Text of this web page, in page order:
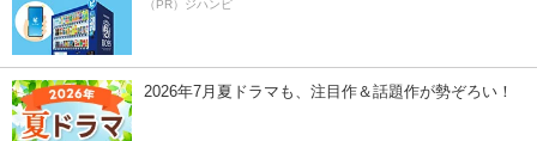
（PR）ジハンピ
2026年7月夏ドラマも、注目作＆話題作が勢ぞろい！